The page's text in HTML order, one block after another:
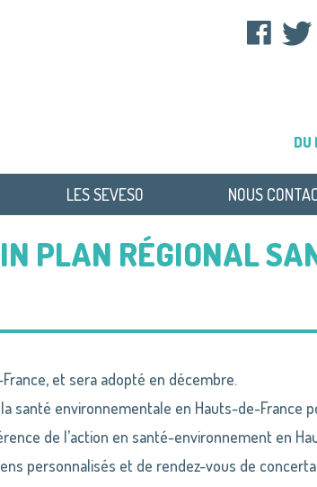
DU
LES SEVESO NOUS
PLAN RÉGIONAL
et sera adopté en décembre.
santé environnementale en Hauts-de-France
de l’action en santé-environnement en
personnalisés et de rendez-vous de